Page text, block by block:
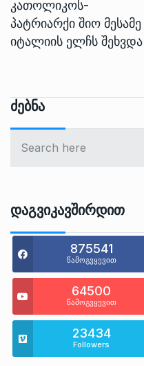
კათოლიკოს-
პატრიარქი შიო მესამე
იტალიის ელჩს შეხვდა
Ძებნა
Დაგვიკავშირდით
875541
წამოგვყევით
64500
წამოგვყევით
23434
Followers